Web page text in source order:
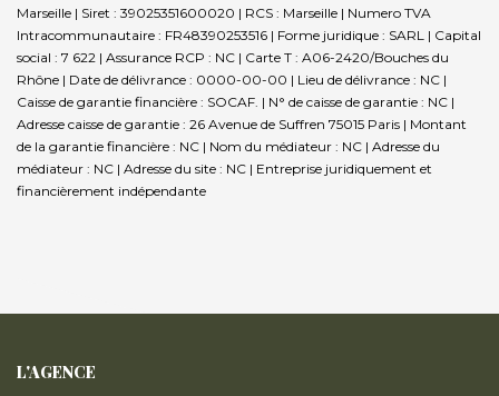
Marseille | Siret : 39025351600020 | RCS : Marseille | Numero TVA
Intracommunautaire : FR48390253516 | Forme juridique : SARL | Capital
social : 7 622 | Assurance RCP : NC | Carte T : A06-2420/Bouches du
Rhône | Date de délivrance : 0000-00-00 | Lieu de délivrance : NC |
Caisse de garantie financière : SOCAF. | N° de caisse de garantie : NC |
Adresse caisse de garantie : 26 Avenue de Suffren 75015 Paris | Montant
de la garantie financière : NC | Nom du médiateur : NC | Adresse du
médiateur : NC | Adresse du site : NC | Entreprise juridiquement et
financièrement indépendante
L'AGENCE